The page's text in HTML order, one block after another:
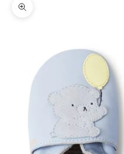
Ingrandisci immagine